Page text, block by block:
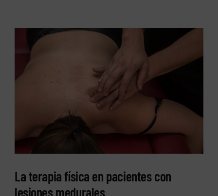
imagen
grande
La terapia física en pacientes con
lesiones medurales